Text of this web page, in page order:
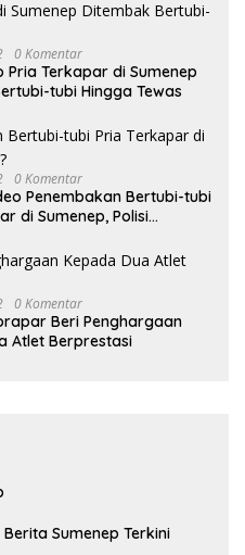
0 Komentar
Pria Terkapar di Sumenep
tubi Hingga Tewas
0 Komentar
Penembakan Bertubi-tubi
di Sumenep, Polisi
0 Komentar
Beri Penghargaan
Atlet Berprestasi
Berita Sumenep Terkini